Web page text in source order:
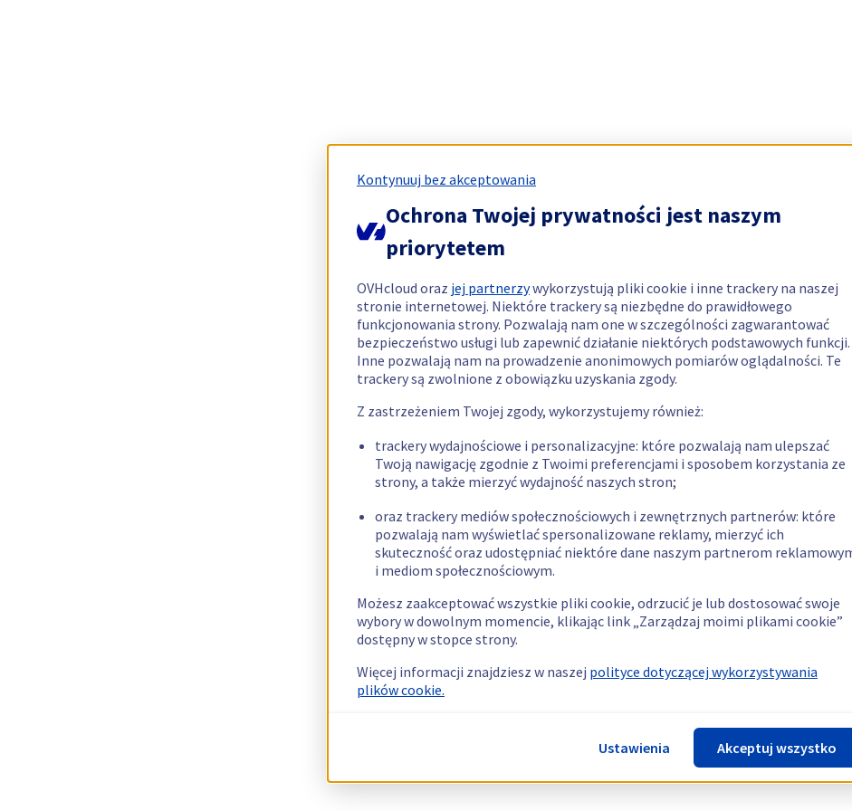
Kontynuuj bez akceptowania
Ochrona Twojej prywatności jest naszym
priorytetem
OVHcloud oraz jej partnerzywykorzystują pliki cookie i inne trackery na naszej
stronie internetowej. Niektóre trackery są niezbędne do prawidłowego
funkcjonowania strony. Pozwalają nam one w szczególności zagwarantować
bezpieczeństwo usługi lub zapewnić działanie niektórych podstawowych funkcji.
Inne pozwalają nam na prowadzenie anonimowych pomiarów oglądalności. Te
trackery są zwolnione z obowiązku uzyskania zgody.
Z zastrzeżeniem Twojej zgody, wykorzystujemy również:
trackery wydajnościowe i personalizacyjne: które pozwalają nam ulepszać
Twoją nawigację zgodnie z Twoimi preferencjami i sposobem korzystania ze
strony, a także mierzyć wydajność naszych stron;
oraz trackery mediów społecznościowych i zewnętrznych partnerów: które
pozwalają nam wyświetlać spersonalizowane reklamy, mierzyć ich
skuteczność oraz udostępniać niektóre dane naszym partnerom
i mediom społecznościowym.
Możesz zaakceptować wszystkie pliki cookie, odrzucić je lub dostosować swoje
wybory w dowolnym momencie, klikając link „Zarządzaj moimi plikami cookie”
dostępny w stopce strony.
Więcej informacji znajdziesz w naszej polityce dotyczącej wykorzystywania
plików cookie.
Ustawienia Akceptuj wszystko